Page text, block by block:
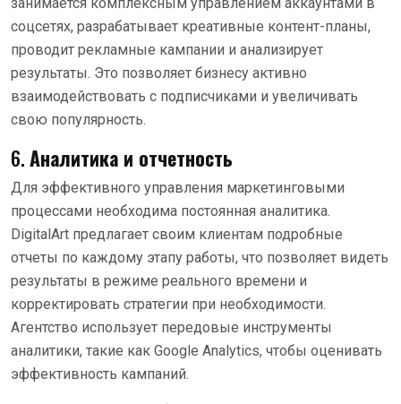
занимается комплексным управлением аккаунтами в
соцсетях, разрабатывает креативные контент-планы,
проводит рекламные кампании и анализирует
результаты. Это позволяет бизнесу активно
взаимодействовать с подписчиками и увеличивать
свою популярность.
6.Аналитика и отчетность
Для эффективного управления маркетинговыми
процессами необходима постоянная аналитика.
DigitalArt предлагает своим клиентам подробные
отчеты по каждому этапу работы, что позволяет видеть
результаты в режиме реального времени и
корректировать стратегии при необходимости.
Агентство использует передовые инструменты
аналитики, такие как Google Analytics, чтобы оценивать
эффективность кампаний.